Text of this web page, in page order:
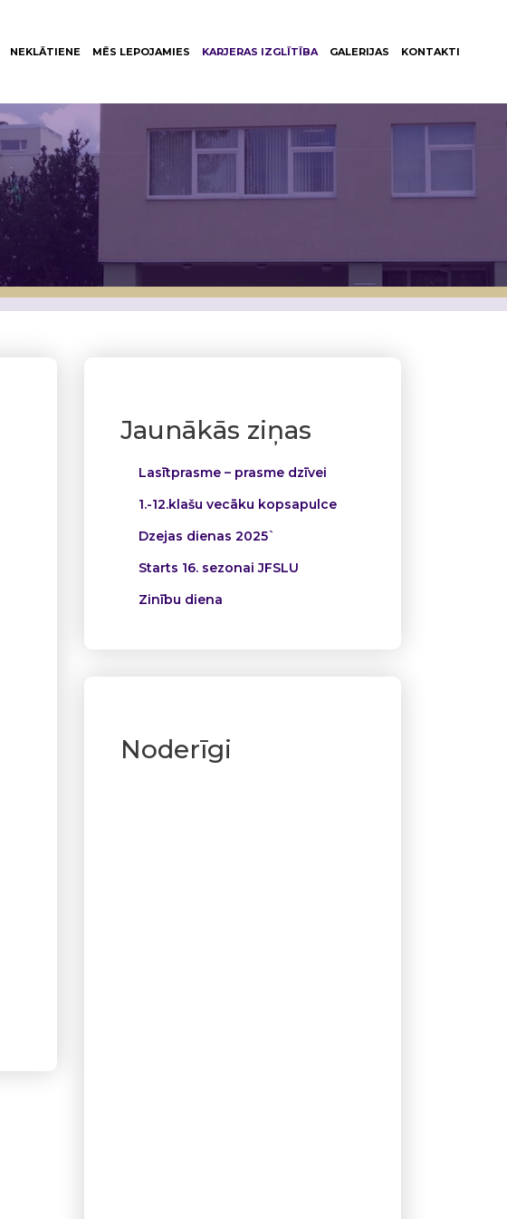
NEKLĀTIENE MĒS LEPOJAMIES KARJERAS IZGLĪTĪBA GALERIJAS KONTAKTI
Jaunākās ziņas
Lasītprasme – prasme dzīvei
1.-12.klašu vecāku kopsapulce
Dzejas dienas 2025`
Starts 16. sezonai JFSLU
Zinību diena
Noderīgi